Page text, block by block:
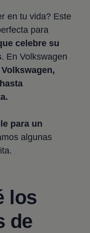
en tu vida? Este
para
celebre su
. En Volkswagen
Volkswagen,
para un
algunas
los
de